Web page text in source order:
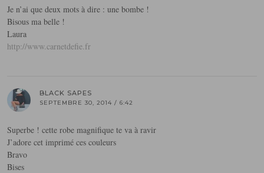
Je n’ai que deux mots à dire : une bombe !
Bisous ma belle !
Laura
http://www.carnetdefie.fr
BLACK SAPES
SEPTEMBRE 30, 2014 / 6:42
Superbe ! cette robe magnifique te va à ravir
J’adore cet imprimé ces couleurs
Bravo
Bises